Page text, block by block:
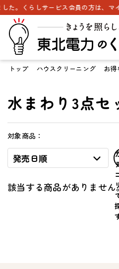
。くらしサービス会員の方は、マ
トップ ハウスクリーニング お得
水まわり3点セ
対象商品：
発売日順
リ
該当する商品がありません。